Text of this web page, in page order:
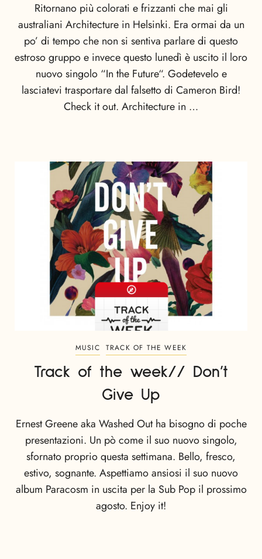
Ritornano più colorati e frizzanti che mai gli
australiani Architecture in Helsinki. Era ormai da un
po’ di tempo che non si sentiva parlare di questo
estroso gruppo e invece questo lunedì è uscito il loro
nuovo singolo “In the Future“. Godetevelo e
lasciatevi trasportare dal falsetto di Cameron Bird!
Check it out. Architecture in …
MUSIC TRACK OF THE WEEK
Track of the week// Don’t
Give Up
Ernest Greene aka Washed Out ha bisogno di poche
presentazioni. Un pò come il suo nuovo singolo,
sfornato proprio questa settimana. Bello, fresco,
estivo, sognante. Aspettiamo ansiosi il suo nuovo
album Paracosm in uscita per la Sub Pop il prossimo
agosto. Enjoy it!